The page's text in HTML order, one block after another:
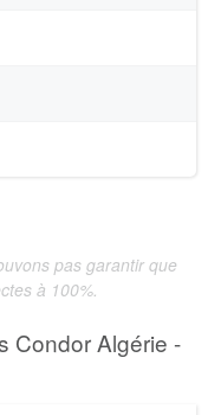
pas garantir que
à 100%.
Condor Algérie -